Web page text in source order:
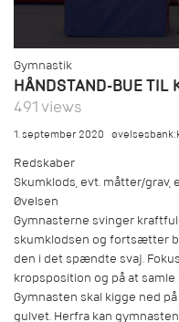
Gymnastik
HÅNDSTAND-BUE TIL
491 views
1. september 2020
Redskaber
Skumklods, evt. måtter/
Øvelsen
Gymnasterne svinger
skumklodsen og fortsætter
den i det spændte svaj.
kropsposition og på at
Gymnasten skal kigge ned
gulvet. Herfra kan